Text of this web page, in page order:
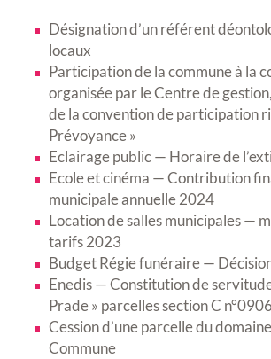
Désignation d’un référent
locaux
Participation de la commune à la
organisée par le Centre de
de la convention de participation
Prévoyance »
Eclairage public — Horaire de
Ecole et cinéma — Contribution
municipale annuelle 2024
Location de salles municipales —
tarifs 2023
Budget Régie funéraire —
Enedis — Constitution de
Prade » parcelles section C
Cession d’une parcelle du
Commune